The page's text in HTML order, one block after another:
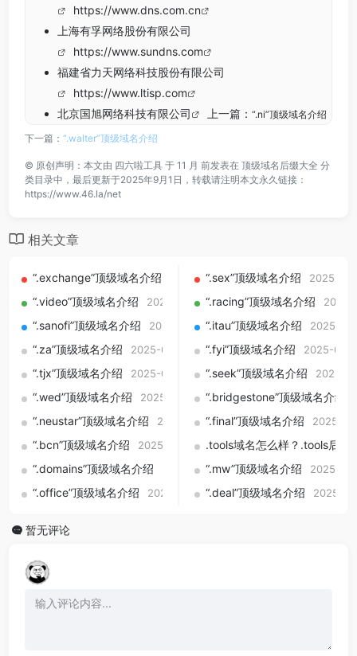
https://www.dns.com.cn
上海有孚网络股份有限公司
https://www.sundns.com
福建省力天网络科技股份有限公司
https://www.ltisp.com
北京国旭网络科技有限公司
上一篇： “.ni”顶级域名介绍
下一篇： “.walter”顶级域名介绍
© 原创声明：本文由 四六啦工具 于 11 月 前发表在 顶级域名后缀大全 分
类目录中，最后更新于2025年9月1日，转载请注明本文永久链接：
https://www.46.la/net
相关文章
“.exchange”顶级域名介绍 2025-09-01“.sex”顶级域名介绍 2025-
“.video”顶级域名介绍 2025-09-01 “.racing”顶级域名介绍 2025-
“.sanofi”顶级域名介绍 2025-09-01“.itau”顶级域名介绍 2025-
“.za”顶级域名介绍 2025-09-01 “.fyi”顶级域名介绍 2025-09-
“.tjx”顶级域名介绍 2025-09-01 “.seek”顶级域名介绍 2025-
“.wed”顶级域名介绍 2025-09-01 “.bridgestone”顶级域名介绍
“.neustar”顶级域名介绍 2025-09-01“.final”顶级域名介绍 2025-
“.bcn”顶级域名介绍 2025-09-01
.tools域名怎么样？.tools后缀
“.domains”顶级域名介绍
2025-09-01“.mw”顶级域名介绍 2025-
“.office”顶级域名介绍 2025-09-01“.deal”顶级域名介绍 2025-
暂无评论